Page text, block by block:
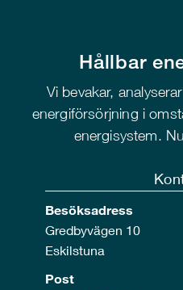
Hållbar
Vi bevakar,
energiförsörjning i
energisystem.
Besöksadress
Gredbyvägen 10
Eskilstuna
Post